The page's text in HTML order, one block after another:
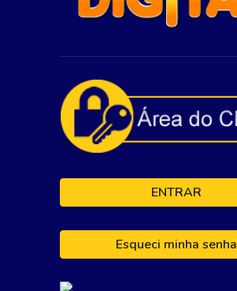
ENTRAR
Esqueci minha senha